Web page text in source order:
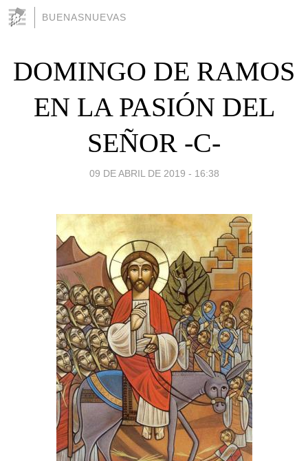
BUENASNUEVAS
DOMINGO DE RAMOS
EN LA PASIÓN DEL
SEÑOR -C-
09 DE ABRIL DE 2019 - 16:38